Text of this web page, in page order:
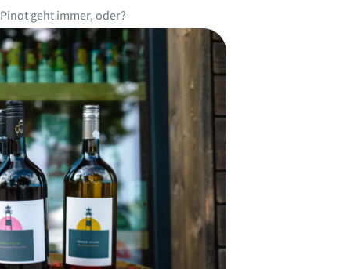
Pinot geht immer, oder?